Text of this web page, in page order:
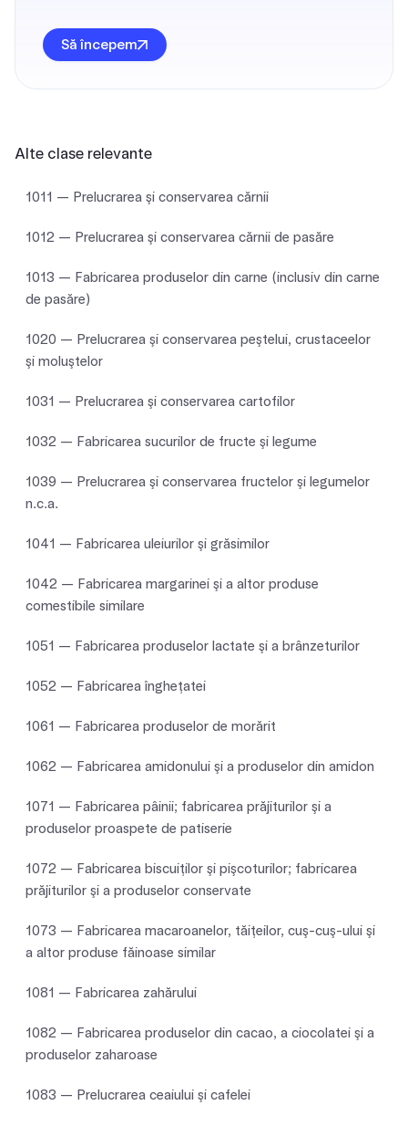
Alte clase relevante
1011 — Prelucrarea şi conservarea cărnii
1012 — Prelucrarea şi conservarea cărnii de pasăre
1013 — Fabricarea produselor din carne (inclusiv din carne
de pasăre)
1020 — Prelucrarea şi conservarea peştelui, crustaceelor
şi moluştelor
1031 — Prelucrarea şi conservarea cartofilor
1032 — Fabricarea sucurilor de fructe şi legume
1039 — Prelucrarea şi conservarea fructelor şi legumelor
n.c.a.
1041 — Fabricarea uleiurilor şi grăsimilor
1042 — Fabricarea margarinei şi a altor produse
comestibile similare
1051 — Fabricarea produselor lactate şi a brânzeturilor
1052 — Fabricarea îngheţatei
1061 — Fabricarea produselor de morărit
1062 — Fabricarea amidonului şi a produselor din amidon
1071 — Fabricarea pâinii; fabricarea prăjiturilor şi a
produselor proaspete de patiserie
1072 — Fabricarea biscuiţilor şi pişcoturilor; fabricarea
prăjiturilor şi a produselor conservate
1073 — Fabricarea macaroanelor, tăiţeilor, cuş-cuş-ului şi
a altor produse făinoase similar
1081 — Fabricarea zahărului
1082 — Fabricarea produselor din cacao, a ciocolatei şi a
produselor zaharoase
1083 — Prelucrarea ceaiului şi cafelei
Să începem